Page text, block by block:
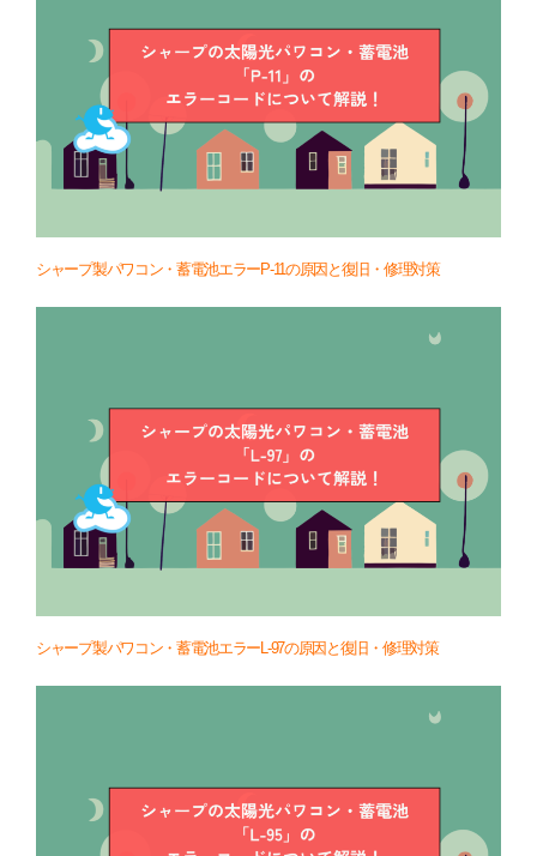
シャープ製パワコン・蓄電池エラーP-11の原因と復旧・修理対策
シャープ製パワコン・蓄電池エラーL-97の原因と復旧・修理対策